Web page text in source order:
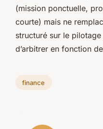
(mission ponctuelle,
courte) mais ne
structuré sur le
d’arbitrer en fonction
finance